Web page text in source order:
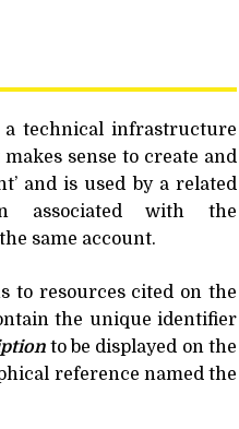
a technical infrastructure
sense to create and
and is used by a related
associated with the
same account.
to resources cited on the
the unique identifier
to be displayed on the
reference named the